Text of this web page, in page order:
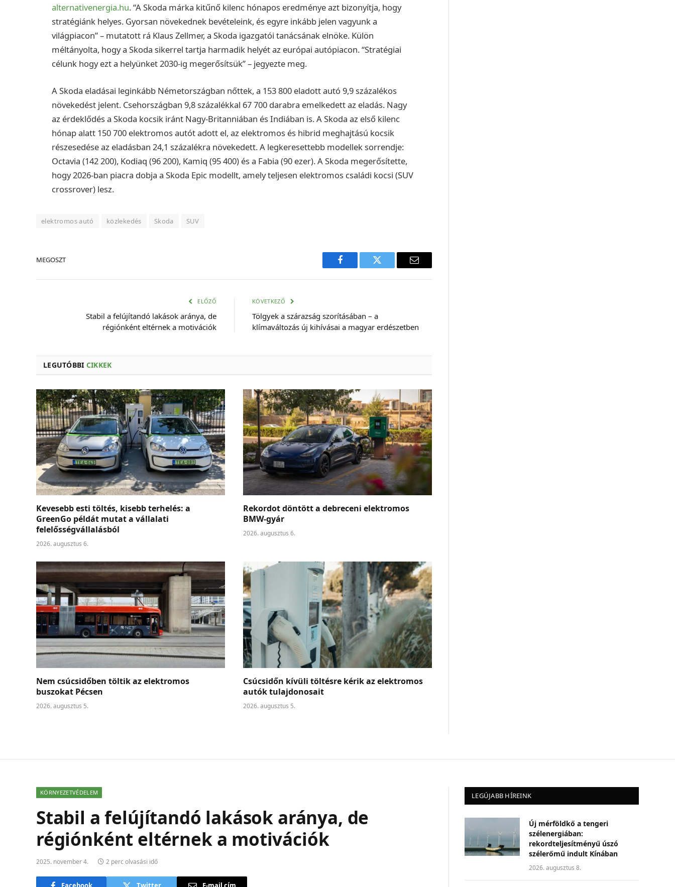
alternativenergia.hu. “A Skoda márka kitűnő kilenc hónapos eredménye azt bizonyítja, hogy
stratégiánk helyes. Gyorsan növekednek bevételeink, és egyre inkább jelen vagyunk a
világpiacon” – mutatott rá Klaus Zellmer, a Skoda igazgatói tanácsának elnöke. Külön
méltányolta, hogy a Skoda sikerrel tartja harmadik helyét az európai autópiacon. “Stratégiai
célunk hogy ezt a helyünket 2030-ig megerősítsük” – jegyezte meg.
A Skoda eladásai leginkább Németországban nőttek, a 153 800 eladott autó 9,9 százalékos
növekedést jelent. Csehországban 9,8 százalékkal 67 700 darabra emelkedett az eladás. Nagy
az érdeklődés a Skoda kocsik iránt Nagy-Britanniában és Indiában is. A Skoda az első kilenc
hónap alatt 150 700 elektromos autót adott el, az elektromos és hibrid meghajtású kocsik
részesedése az eladásban 24,1 százalékra növekedett. A legkeresettebb modellek sorrendje:
Octavia (142 200), Kodiaq (96 200), Kamiq (95 400) és a Fabia (90 ezer). A Skoda megerősítette,
hogy 2026-ban piacra dobja a Skoda Epic modellt, amely teljesen elektromos családi kocsi (SUV
crossrover) lesz.
elektromos autó közlekedés Skoda SUV
MEGOSZT
Facebook Twitter
E-
ELŐZŐ
Stabil a felújítandó lakások aránya, de
régiónként eltérnek a motivációk
KÖVETKEZŐ
Tölgyek a szárazság szorításában – a
klímaváltozás új kihívásai a magyar erdészetben
LEGUTÓBBI CIKKEK
Kevesebb esti töltés, kisebb terhelés: a
GreenGo példát mutat a vállalati
felelősségvállalásból
2026. augusztus 6.
Rekordot döntött a debreceni elektromos
BMW-gyár
2026. augusztus 6.
Nem csúcsidőben töltik az elektromos
buszokat Pécsen
2026. augusztus 5.
Csúcsidőn kívüli töltésre kérik az elektromos
autók tulajdonosait
2026. augusztus 5.
KÖRNYEZETVÉDELEM
Stabil a felújítandó lakások aránya, de
régiónként eltérnek a motivációk
2025. november 4. 2 perc olvasási idő
LEGÚJABB HÍREINK
Új mérföldkő a tengeri
szélenergiában:
rekordteljesítményű úszó
szélerőmű indult Kínában
2026. augusztus 8.